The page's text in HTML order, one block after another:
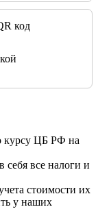
код
курсу ЦБ РФ на
себя все налоги и
стоимости их
у наших